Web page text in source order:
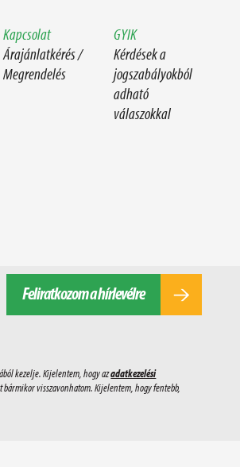
Kapcsolat
Árajánlatkérés /
Megrendelés
GYIK
Kérdések a
jogszabályokból
adható
válaszokkal
Feliratkozom a hírlevélre
kezelje. Kijelentem, hogy azadatkezelési
visszavonhatom. Kijelentem, hogy fentebb,